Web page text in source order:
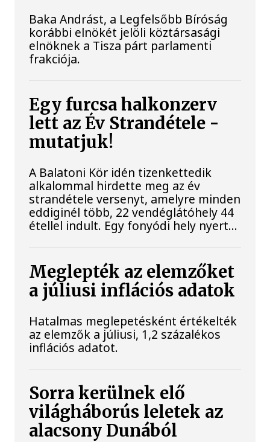
Baka Andrást, a Legfelsőbb Bíróság
korábbi elnökét jelöli köztársasági
elnöknek a Tisza párt parlamenti
frakciója.
Egy furcsa halkonzerv
lett az Év Strandétele -
mutatjuk!
A Balatoni Kör idén tizenkettedik
alkalommal hirdette meg az év
strandétele versenyt, amelyre minden
eddiginél több, 22 vendéglátóhely 44
étellel indult. Egy fonyódi hely nyert...
Meglepték az elemzőket
a júliusi inflációs adatok
Hatalmas meglepetésként értékelték
az elemzők a júliusi, 1,2 százalékos
inflációs adatot.
Sorra kerülnek elő
világháborús leletek az
alacsony Dunából